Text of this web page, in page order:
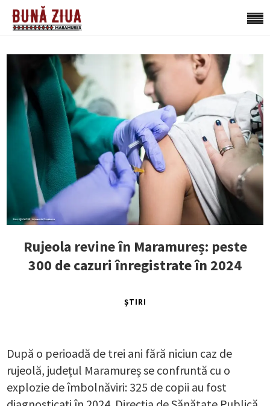
Rujeola revine în Maramureș: peste
300 de cazuri înregistrate în 2024
ȘTIRI
După o perioadă de trei ani fără niciun caz de
rujeolă, județul Maramureș se confruntă cu o
explozie de îmbolnăviri: 325 de copii au fost